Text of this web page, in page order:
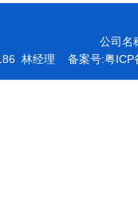
公司名
林经理 备案号:粤ICP